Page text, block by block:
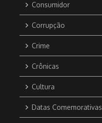
Consumidor
Corrupção
Crime
Crônicas
Cultura
Datas Comemorativas